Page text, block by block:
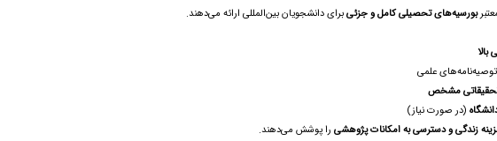
بورسیه‌های تحصیلی کامل و جزئیبرای دانشجویان بین‌المللی ارائه می‌دهند.
تحقیقاتی مشخص
(در صورت نیاز)
زندگی و دسترسی به امکانات پژوهشی را پوشش می‌دهند.